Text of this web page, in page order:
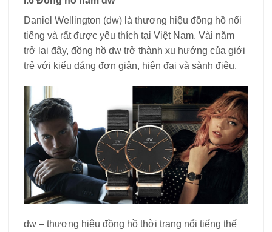
Daniel Wellington (dw) là thương hiệu đồng hồ nổi
tiếng và rất được yêu thích tại Việt Nam. Vài năm
trở lại đây, đồng hồ dw trở thành xu hướng của giới
trẻ với kiểu dáng đơn giản, hiện đại và sành điệu.
dw – thương hiệu đồng hồ thời trang nổi tiếng thế